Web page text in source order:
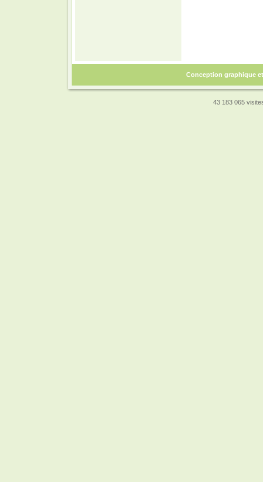
Conception graphique
43 183 065